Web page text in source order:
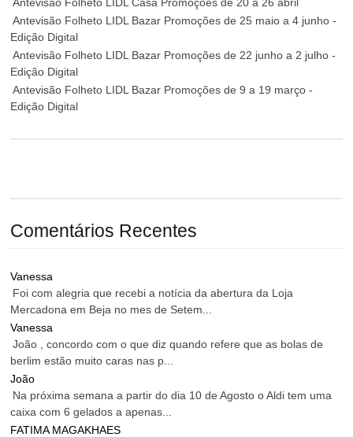
Antevisão Folheto LIDL Bazar Promoções de 25 maio a 4 junho -
Edição Digital
Antevisão Folheto LIDL Bazar Promoções de 22 junho a 2 julho -
Edição Digital
Antevisão Folheto LIDL Bazar Promoções de 9 a 19 março -
Edição Digital
Comentários Recentes
Vanessa
Foi com alegria que recebi a notícia da abertura da Loja
Mercadona em Beja no mes de Setem...
Vanessa
João , concordo com o que diz quando refere que as bolas de
berlim estão muito caras nas p...
João
Na próxima semana a partir do dia 10 de Agosto o Aldi tem uma
caixa com 6 gelados a apenas...
FATIMA MAGAKHAES